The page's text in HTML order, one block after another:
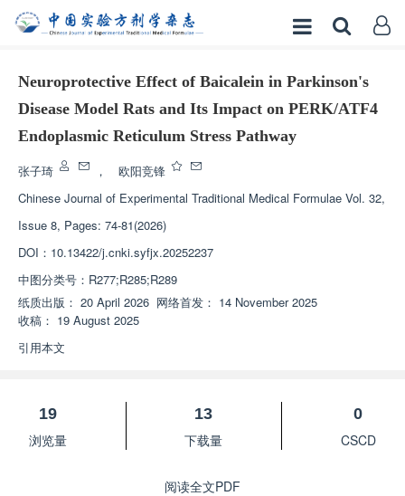
Neuroprotective Effect of Baicalein in Parkinson's
Disease Model Rats and Its Impact on PERK/ATF4
Endoplasmic Reticulum Stress Pathway
张子琦 ，
欧阳竞锋
Chinese Journal of Experimental Traditional Medical Formulae Vol. 32,
Issue 8, Pages: 74-81(2026)
DOI： 10.13422/j.cnki.syfjx.20252237
中图分类号： R277;R285;R289
纸质出版： 20 April 2026 网络首发： 14 November 2025
收稿： 19 August 2025
引用本文
19
浏览量
13
下载量
0
CSCD
阅读全文PDF